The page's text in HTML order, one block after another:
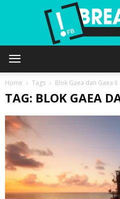
Home Tags Blok Gaea dan Gaea II
TAG: BLOK GAEA